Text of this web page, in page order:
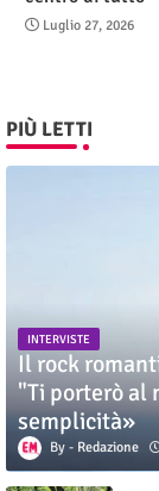
Luglio 27, 2026
PIÙ LETTI
INTERVISTE
Il rock
"Ti porterò al
semplicità»
Redazione